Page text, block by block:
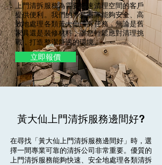
上門清拆服務為需要快速清理空間的客戶
提供便利。我們的專業團隊能夠安全、高
效地處理各類黃大仙清拆任務，無論是舊
家具還是裝修材料，讓您輕鬆應對清理挑
戰，打造整潔舒適的環境。
立即報價
黃大仙上門清拆服務邊間好?
在尋找「黃大仙上門清拆服務邊間好」時，選
擇一間專業可靠的清拆公司非常重要。優質的
上門清拆服務能夠快速、安全地處理各類清拆